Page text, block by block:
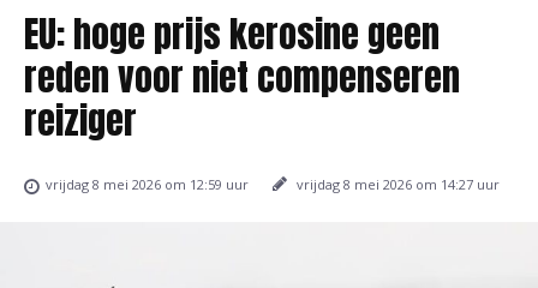
EU: hoge prijs kerosine geen
reden voor niet compenseren
reiziger
vrijdag 8 mei 2026 om 12:59 uur vrijdag 8 mei 2026 om 14:27 uur